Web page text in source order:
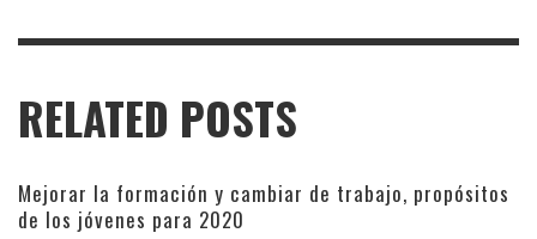
RELATED POSTS
Mejorar la formación y cambiar de trabajo, propósitos
de los jóvenes para 2020